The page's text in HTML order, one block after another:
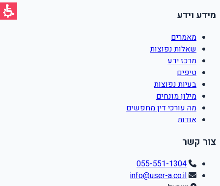
מידע וידע
מאמרים
שאלות נפוצות
מרכז ידע
טיפים
בעיות נפוצות
מילון מונחים
מה עורכי דין מחפשים
אודות
צור קשר
055-551-1304
info@user-a.co.il